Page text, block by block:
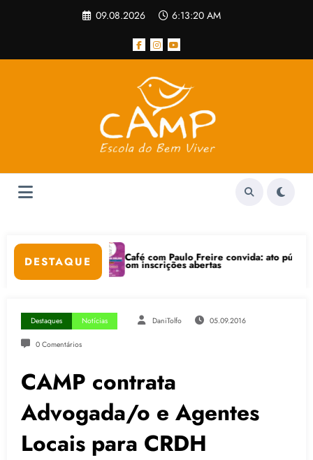
09.08.2026 6:13:21 AM
DESTAQUE
com inscrições abertas
Café com Paulo Freire convida: ato público e pedagógica na
Destaques Notícias DaniTolfo 05.09.2016
0 Comentários
CAMP contrata
Advogada/o e Agentes
Locais para CRDH